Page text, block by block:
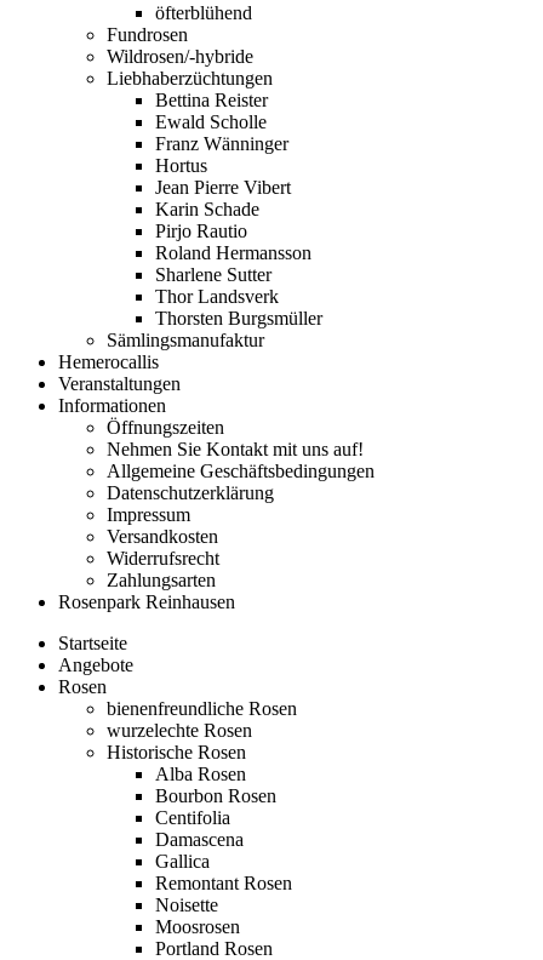
öfterblühend
Fundrosen
Wildrosen/-hybride
Liebhaberzüchtungen
Bettina Reister
Ewald Scholle
Franz Wänninger
Hortus
Jean Pierre Vibert
Karin Schade
Pirjo Rautio
Roland Hermansson
Sharlene Sutter
Thor Landsverk
Thorsten Burgsmüller
Sämlingsmanufaktur
Hemerocallis
Veranstaltungen
Informationen
Öffnungszeiten
Nehmen Sie Kontakt mit uns auf!
Allgemeine Geschäftsbedingungen
Datenschutzerklärung
Impressum
Versandkosten
Widerrufsrecht
Zahlungsarten
Rosenpark Reinhausen
Startseite
Angebote
Rosen
bienenfreundliche Rosen
wurzelechte Rosen
Historische Rosen
Alba Rosen
Bourbon Rosen
Centifolia
Damascena
Gallica
Remontant Rosen
Noisette
Moosrosen
Portland Rosen